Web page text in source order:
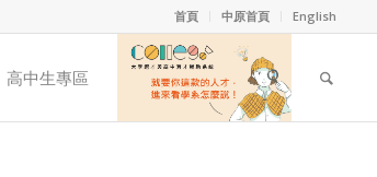
首頁 中原首頁 English
高中生專區